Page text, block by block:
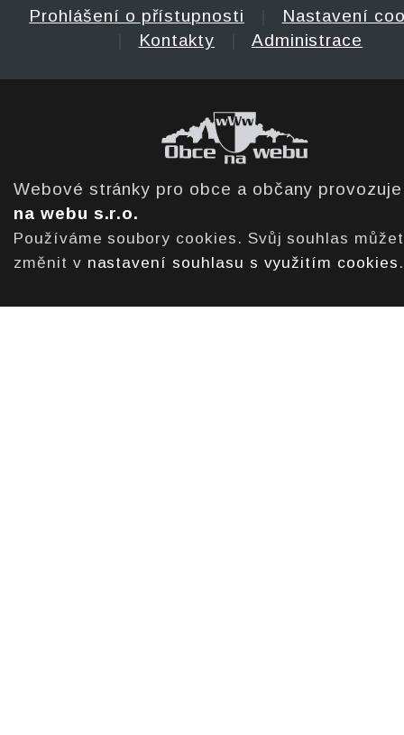
Prohlášení o přístupnosti
Nastavení
Kontakty Administrace
Webové stránky pro obce a občany
na webu s.r.o.
Používáme soubory cookies. Svůj souhlas
změnit v nastavení souhlasu s využitím cookies .